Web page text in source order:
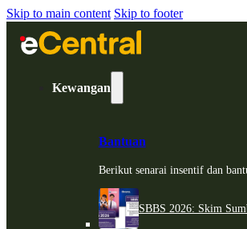
Skip to main content Skip to footer
Kewangan
Bantuan
Berikut senarai insentif dan
SBBS 2026: Skim